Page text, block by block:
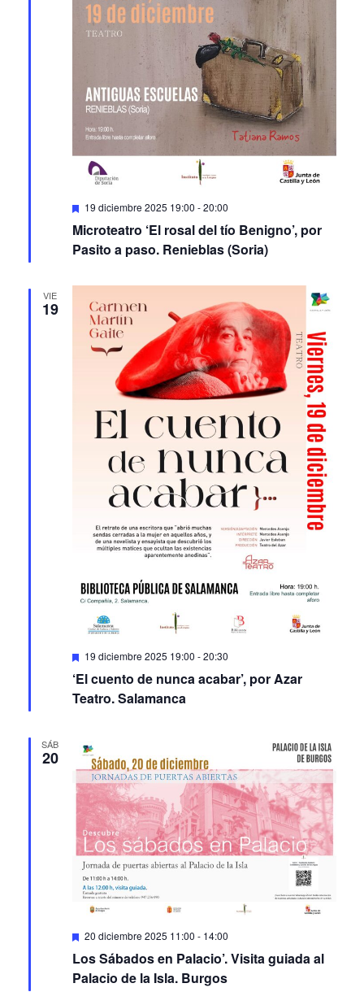
Featured
19 diciembre 2025 19:00 -20:00
Microteatro ‘El rosal del tío Benigno’, por
Pasito a paso. Renieblas (Soria)
VIE
19
Featured
19 diciembre 2025 19:00 -20:30
‘El cuento de nunca acabar’, por Azar
Teatro. Salamanca
SÁB
20
Featured
20 diciembre 2025 11:00 - 14:00
Los Sábados en Palacio’. Visita guiada al
Palacio de la Isla. Burgos